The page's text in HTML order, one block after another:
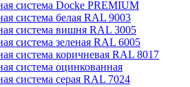
система Docke PREMIUM
система белая RAL 9003
система вишня RAL 3005
система зеленая RAL 6005
система коричневая RAL 8017
система оцинкованная
система серая RAL 7024